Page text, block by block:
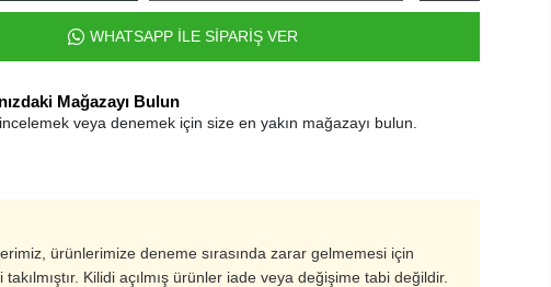
WHATSAPP İLE SİPARİŞ VER
Mağazayı Bulun
veya denemek için size en yakın mağazayı bulun.
ürünlerimize deneme sırasında zarar gelmemesi için
Kilidi açılmış ürünler iade veya değişime tabi değildir.